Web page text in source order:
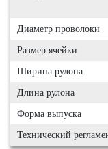
Диаметр проволоки
Размер ячейки
Ширина рулона
Длина рулона
Форма выпуска
Технический